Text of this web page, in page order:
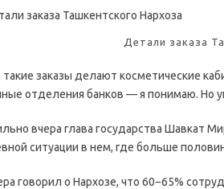
Детали заказа
такие заказы делают косметические
отделения банков — я понимаю. Но
вчера глава государства Шавкат
ситуации в нем, где больше
говорил о Нархозе, что 60−65%